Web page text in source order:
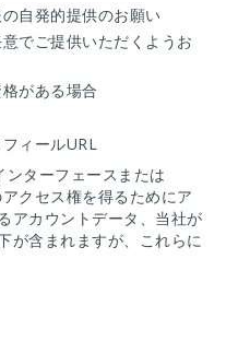
自発的提供のお願い
でご提供いただくようお
がある場合
ィールURL
ターフェースまたは
クセス権を得るためにア
アカウントデータ、当社が
が含まれますが、これらに